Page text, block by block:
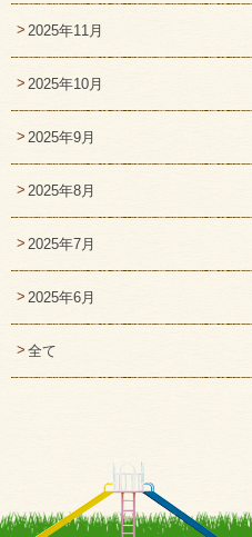
2025年11月
2025年10月
2025年9月
2025年8月
2025年7月
2025年6月
全て